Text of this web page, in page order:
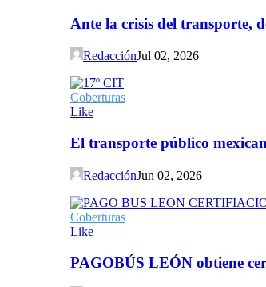
Ante la crisis del transporte,
RedacciónJul 02, 2026
Coberturas
Like
El transporte público
RedacciónJun 02, 2026
Coberturas
Like
PAGOBÚS LEÓN obtiene